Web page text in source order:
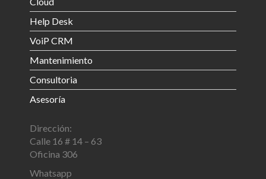
Help Desk
VoiP CRM
Mantenimiento
Consultoria
Asesoría
Dirección:
Calle 16 # 14 – 63
Oficina 306
Whatsapp